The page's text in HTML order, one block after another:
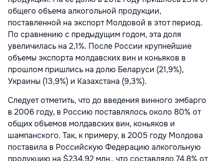
общего объема алкогольной продукции,
поставленной на экспорт Молдовой в этот период.
По сравнению с предыдущим годом, эта доля
увеличилась на 2,1%. После России крупнейшие
объемы экспорта молдавских вин и коньяков в
прошлом пришлись на долю Беларуси (21,9%),
Украины (13,9%) и Казахстана (9,3%).
Следует отметить, что до введения винного эмбарго
в 2006 году, в Россию поставлялось около 80% от
общих объемов молдавских вин, коньяков и
шампанского. Так, к примеру, в 2005 году Молдова
поставила в Российскую Федерацию алкогольную
продукцию на $234,92 млн., что составляло 74,8% от